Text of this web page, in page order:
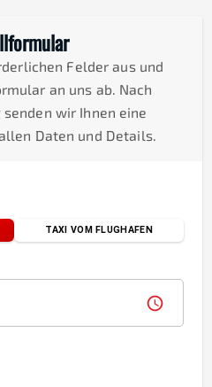
Felder aus und
an uns ab. Nach
wir Ihnen eine
Daten und Details.
TAXI VOM FLUGHAFEN